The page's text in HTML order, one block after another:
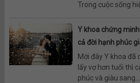
Trong cuộc sống
Y khoa chứng
cả đời hạnh phúc
Mới đây Y khoa đã
lấy vợ hơn tuổi thì
phúc và giàu sang....